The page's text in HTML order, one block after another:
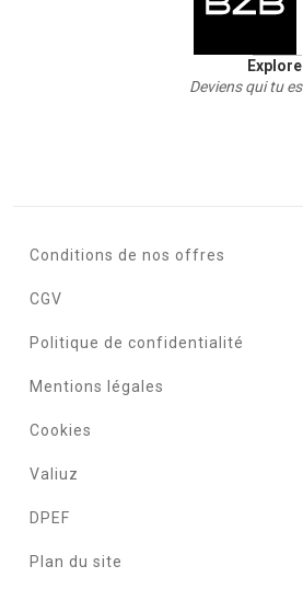
Explore
Deviens qui tu es
Conditions de nos offres
CGV
Politique de confidentialité
Mentions légales
Cookies
Valiuz
DPEF
Plan du site